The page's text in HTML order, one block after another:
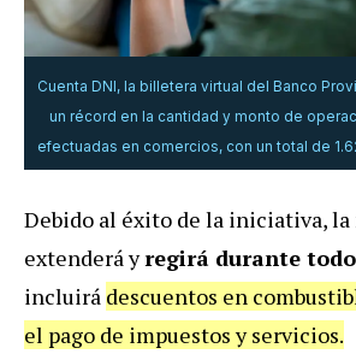
Cuenta DNI, la billetera virtual del Banco
un récord en la cantidad y monto de
efectuadas en comercios, con un total de
Debido al éxito de la iniciativa, la
extenderá yregirá durante
incluirá descuentos en
el pago de impuestos y servicios.